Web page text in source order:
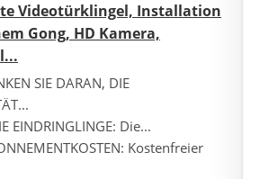
Videotürklingel, Installation
Gong, HD Kamera,
SIE DARAN, DIE
EINDRINGLINGE: Die...
Kostenfreier